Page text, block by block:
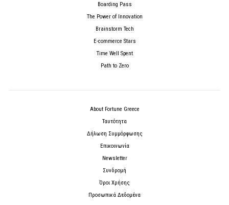
Boarding Pass
The Power of Innovation
Brainstorm Tech
E-commerce Stars
Time Well Spent
Path to Zero
About Fortune Greece
Ταυτότητα
Δήλωση Συμμόρφωσης
Επικοινωνία
Newsletter
Συνδρομή
Όροι Χρήσης
Προσωπικά Δεδομένα